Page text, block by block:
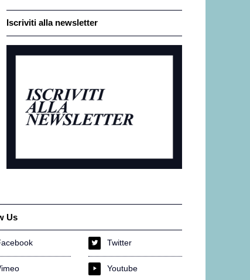
Iscriviti alla newsletter
Us
w Twitter
y Youtube